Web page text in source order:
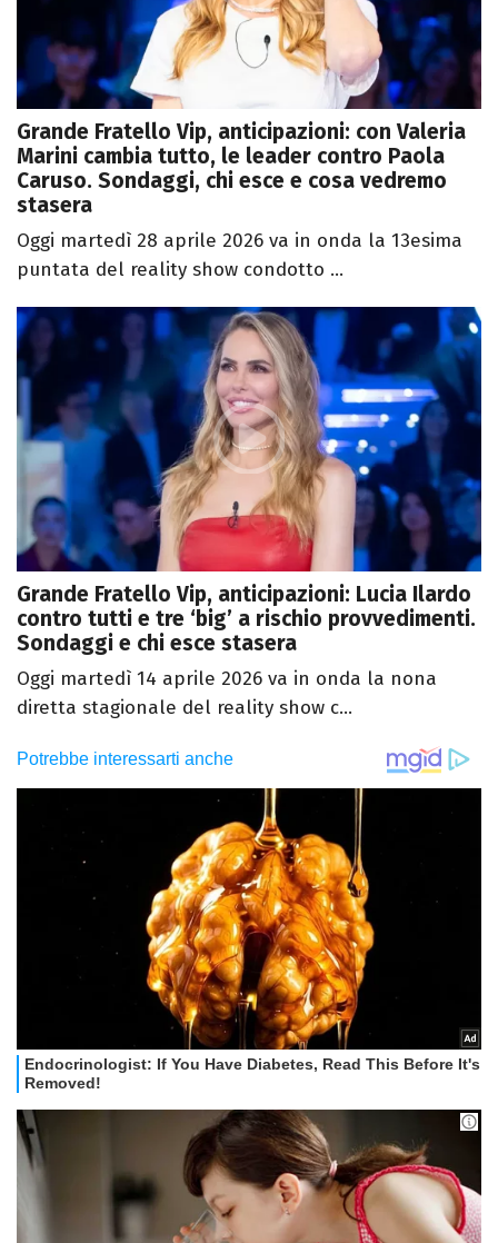
Grande Fratello Vip, anticipazioni: con Valeria
Marini cambia tutto, le leader contro Paola
Caruso. Sondaggi, chi esce e cosa vedremo
stasera
Oggi martedì 28 aprile 2026 va in onda la 13esima
puntata del reality show condotto ...
Grande Fratello Vip, anticipazioni: Lucia Ilardo
contro tutti e tre ‘big’ a rischio provvedimenti.
Sondaggi e chi esce stasera
Oggi martedì 14 aprile 2026 va in onda la nona
diretta stagionale del reality show c...